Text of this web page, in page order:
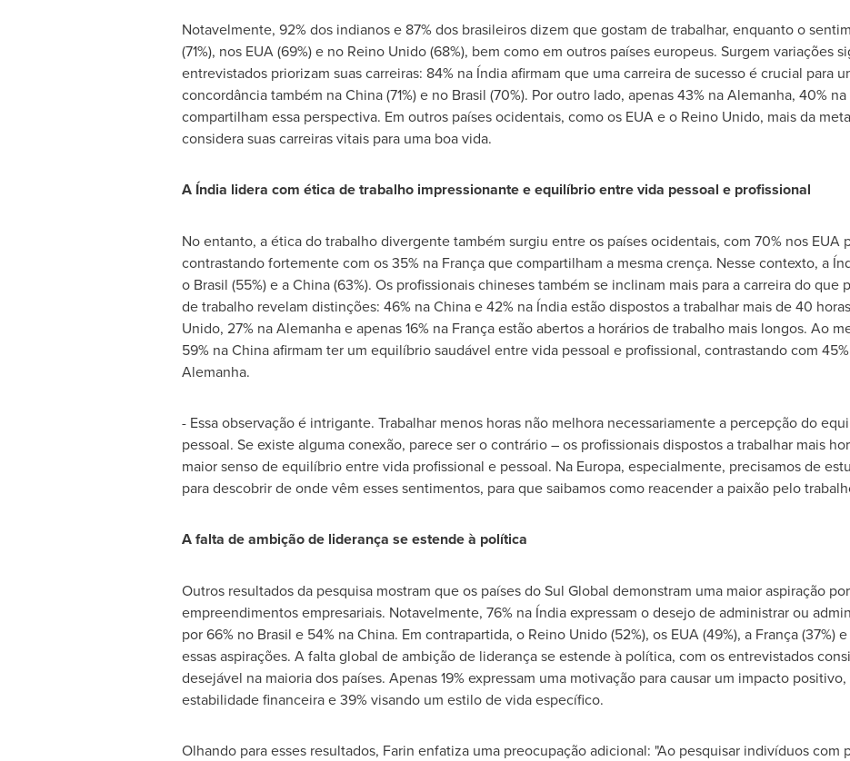
Notavelmente, 92% dos indianos e 87% dos brasileiros dizem que gostam de trabalhar, enquanto o
(71%), nos EUA (69%) e no Reino Unido (68%), bem como em outros países europeus. Surgem variações
entrevistados priorizam suas carreiras: 84% na Índia afirmam que uma carreira de sucesso é crucial para
concordância também naChina(71%) e no Brasil (70%). Por outro lado, apenas 43% na Alemanha, 40%
compartilham essa perspectiva. Em outros países ocidentais, como os EUA e o Reino Unido, mais da
considera suas carreiras vitais para uma boa vida.
A Índia lidera com ética de trabalho impressionante e equilíbrio entre vida pessoal e profissional
No entanto, a ética do trabalho divergente também surgiu entre os países ocidentais, com 70% nos EUA
contrastando fortemente com os 35% na França que compartilham a mesma crença. Nesse contexto, a
o Brasil (55%) e aChina(63%). Os profissionais chineses também se inclinam mais para a carreira do que
de trabalho revelam distinções: 46% naChinae 42% na Índia estão dispostos a trabalhar mais de 40
Unido, 27% na Alemanha e apenas 16% na França estão abertos a horários de trabalho mais longos. Ao
59% naChinaafirmam ter um equilíbrio saudável entre vida pessoal e profissional, contrastando com
Alemanha.
- Essa observação é intrigante. Trabalhar menos horas não melhora necessariamente a percepção do
pessoal. Se existe alguma conexão, parece ser o contrário – os profissionais dispostos a trabalhar mais
maior senso de equilíbrio entre vida profissional e pessoal. Na Europa, especialmente, precisamos de
para descobrir de onde vêm esses sentimentos, para que saibamos como reacender a paixão pelo
A falta de ambição de liderança se estende à política
Outros resultados da pesquisa mostram que os países do Sul Global demonstram uma maior aspiração
empreendimentos empresariais. Notavelmente, 76% na Índia expressam o desejo de administrar ou
por 66% no Brasil e 54% naChina. Em contrapartida, o Reino Unido (52%), os EUA (49%), a França (37%)
essas aspirações. A falta global de ambição de liderança se estende à política, com os entrevistados
desejável na maioria dos países. Apenas 19% expressam uma motivação para causar um impacto
estabilidade financeira e 39% visando um estilo de vida específico.
Olhando para esses resultados, Farin enfatiza uma preocupação adicional: "Ao pesquisar indivíduos com